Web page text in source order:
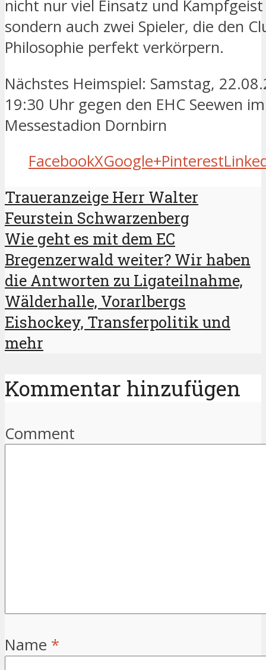
nicht nur viel Einsatz und
sondern auch zwei Spieler, die den
Philosophie perfekt verkörpern.
Nächstes Heimspiel: Samstag,
19:30 Uhr gegen den EHC Seewen im
Messestadion Dornbirn
FacebookXGoogle+Pinterest
Traueranzeige Herr Walter
Feurstein Schwarzenberg
Wie geht es mit dem EC
Bregenzerwald weiter? Wir haben
die Antworten zu Ligateilnahme,
Wälderhalle, Vorarlbergs
Eishockey, Transferpolitik und
mehr
Kommentar hinzufügen
Comment
Name *